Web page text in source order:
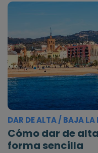
DAR DE ALTA / BAJA LA
Cómo dar de
forma sencilla